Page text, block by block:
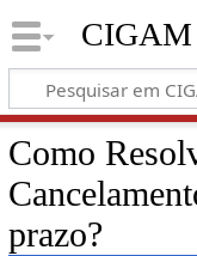
Como
prazo?